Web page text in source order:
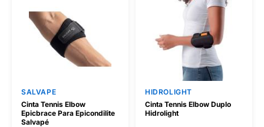
SALVAPE
Cinta Tennis Elbow
Epicbrace Para Epicondilite
Salvapé
HIDROLIGHT
Cinta Tennis Elbow Duplo
Hidrolight